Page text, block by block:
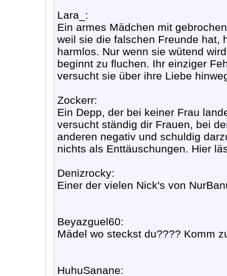
Lara_:
Ein armes Mädchen mit
weil sie die falschen Freunde hat,
harmlos. Nur wenn sie wütend
beginnt zu fluchen. Ihr einziger
versucht sie über ihre Liebe
Zockerr:
Ein Depp, der bei keiner Frau
versucht ständig dir Frauen, bei
anderen negativ und schuldig
nichts als Enttäuschungen. Hier
Denizrocky:
Einer der vielen Nick's von
Beyazguel60:
Mädel wo steckst du???? Komm
HuhuSanane: